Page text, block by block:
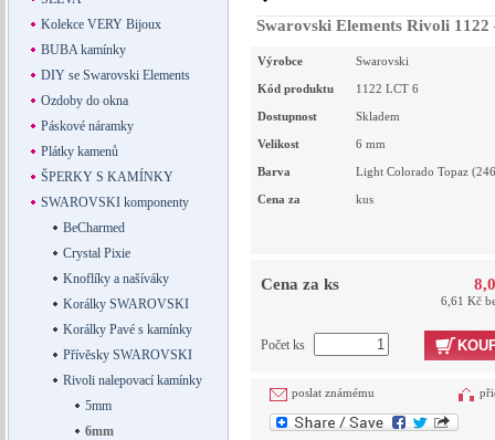
Kolekce VERY Bijoux
BUBA kamínky
DIY se Swarovski Elements
Ozdoby do okna
Páskové náramky
Plátky kamenů
ŠPERKY S KAMÍNKY
SWAROVSKI komponenty
BeCharmed
Crystal Pixie
Knoflíky a našíváky
Korálky SWAROVSKI
Korálky Pavé s kamínky
Přívěsky SWAROVSKI
Rivoli nalepovací kamínky
5mm
6mm
Swarovski Elements Rivoli
Výrobce Swarovski
Kód produktu 1122 LCT 6
Dostupnost Skladem
Velikost 6 mm
Barva Light Colorado Topaz
Cena za kus
Cena za ks
6,61 Kč
Počet ks
poslat známému